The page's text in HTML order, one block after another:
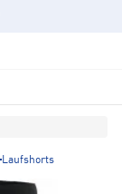
Laufshorts